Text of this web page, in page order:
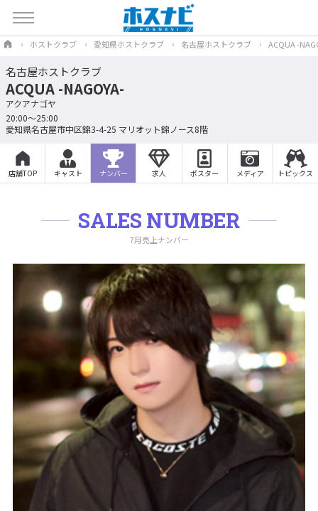
ホストクラブ 愛知県ホストクラブ 名古屋ホストクラブ ACQUA -
名古屋ホストクラブ
ACQUA -NAGOYA-
アクアナゴヤ
20:00〜25:00
愛知県名古屋市中区錦3-4-25 マリオット錦ノース8階
店舗TOP キャスト ナンバー 求人 ポスター メディア トピックス
SALES NUMBER
7月売上ナンバー